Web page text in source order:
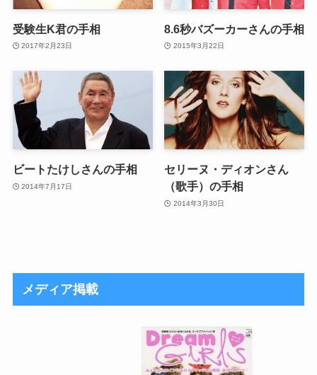
受験生K君の手相
2017年2月23日
8.6秒バズーカーさんの手相
2015年3月22日
ビートたけしさんの手相
2014年7月17日
セリーヌ・ディオンさん
（歌手）の手相
2014年3月30日
メディア掲載